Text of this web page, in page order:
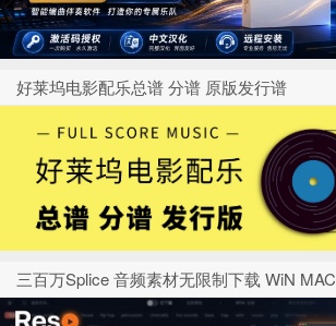
好莱坞电影配乐总谱 分谱 原版发行谱
三百万Splice 音频素材无限制下载 WiN MAC